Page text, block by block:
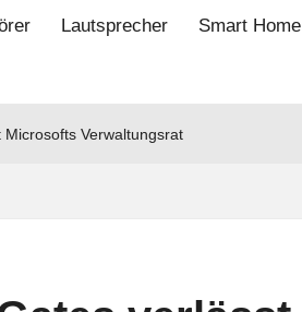
Lautsprecher Smart Home
Verwaltungsrat